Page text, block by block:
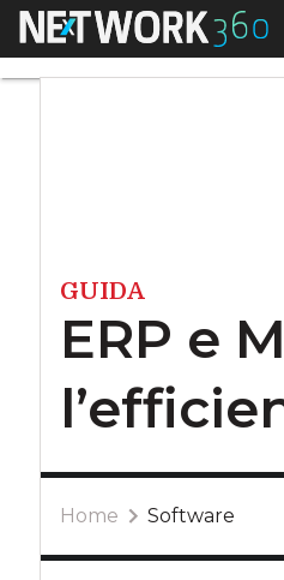
Menu
GUIDA
ERP e
Home Software